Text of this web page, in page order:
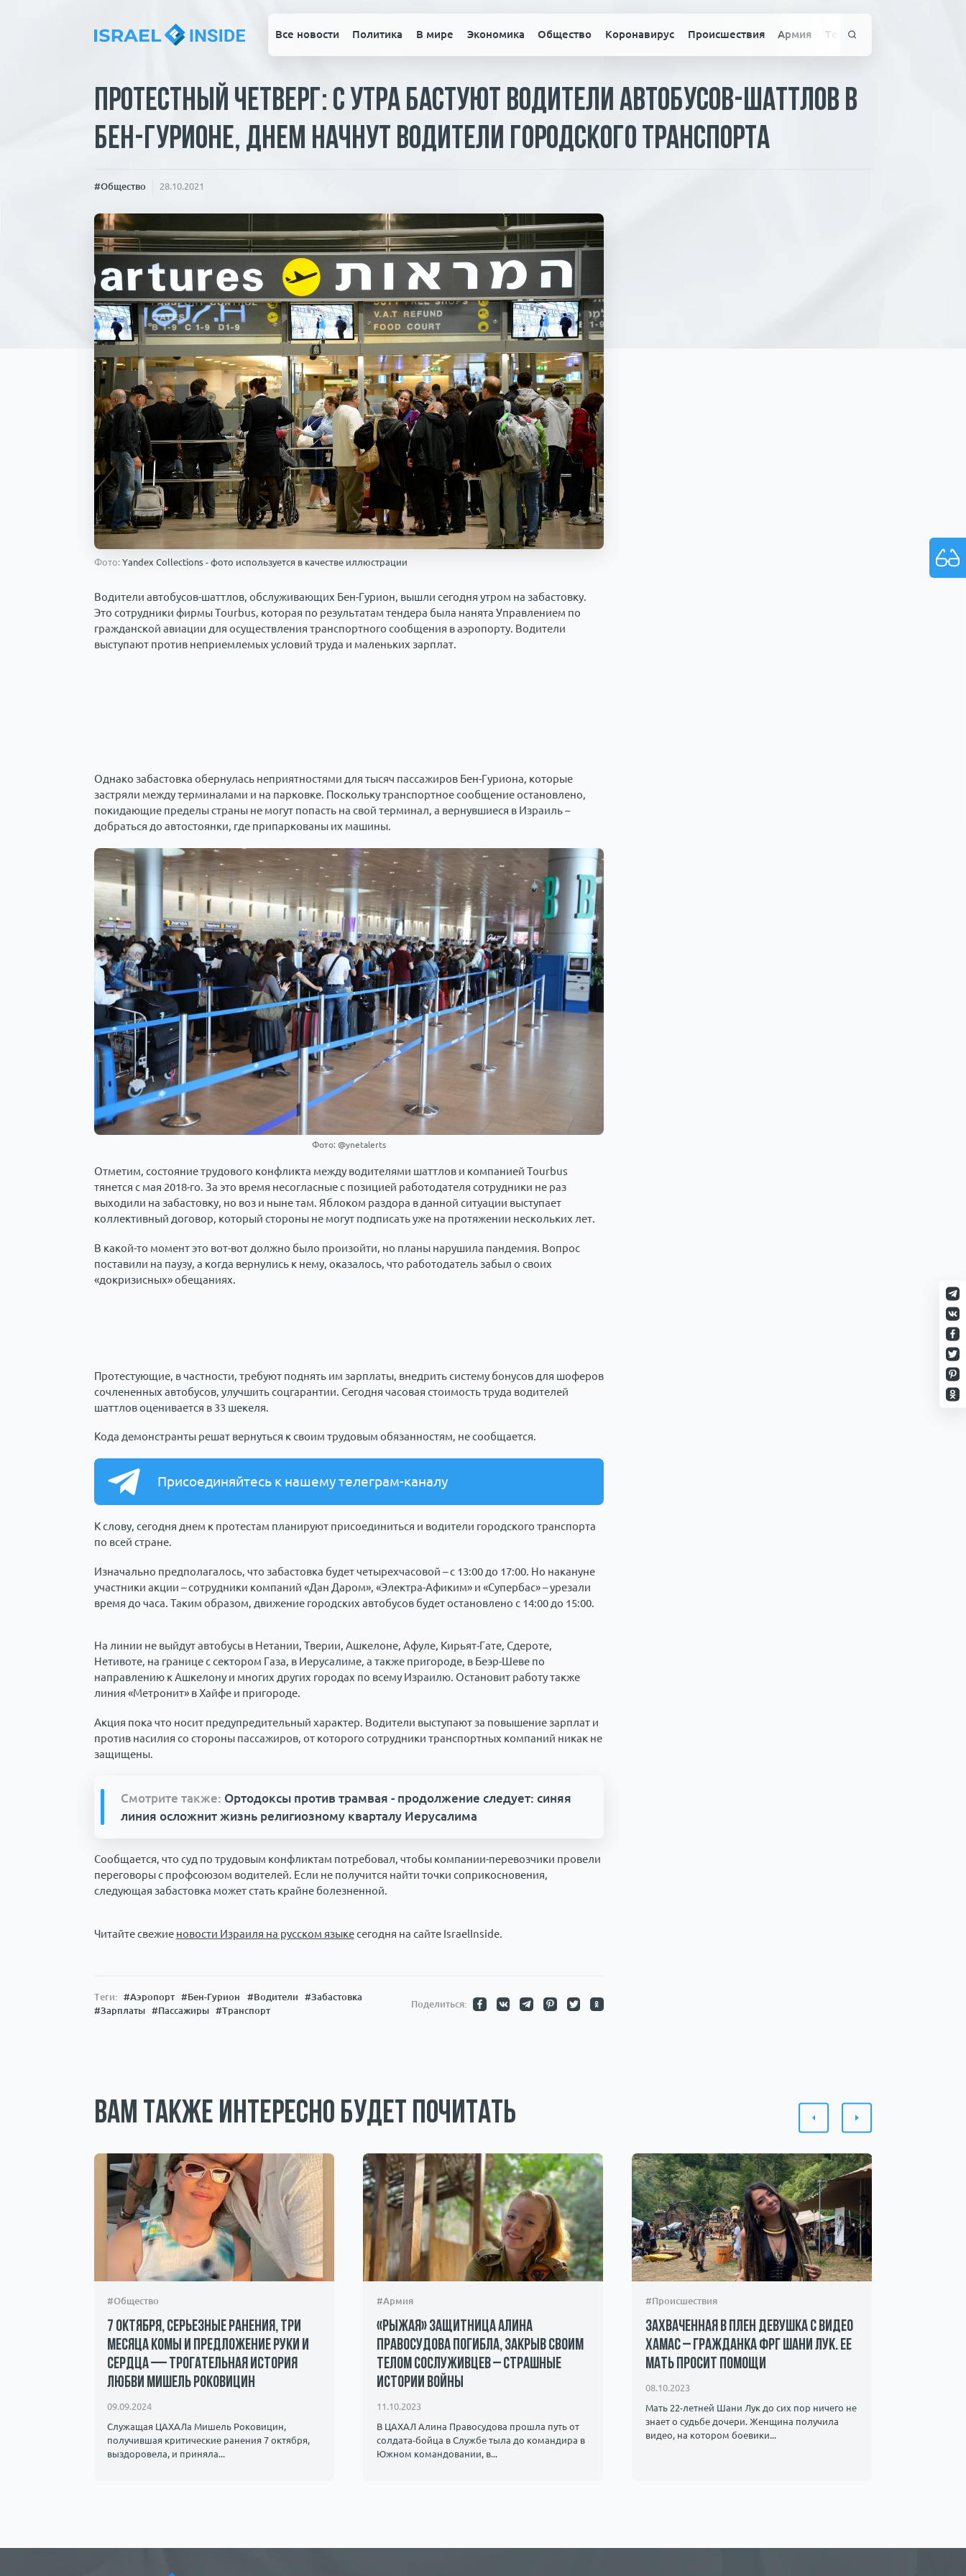
Все новости Политика В мире Экономика Общество Коронавирус Происшествия Армия Технологии
Протестный четверг: с утра бастуют водители автобусов-шаттлов в
Бен-Гурионе, днем начнут водители городского транспорта
#Общество 28.10.2021
Фото: Yandex Collections - фото используется в качестве иллюстрации
Водители автобусов-шаттлов, обслуживающих Бен-Гурион, вышли сегодня утром на забастовку.
Это сотрудники фирмы Tourbus, которая по результатам тендера была нанята Управлением по
гражданской авиации для осуществления транспортного сообщения в аэропорту. Водители
выступают против неприемлемых условий труда и маленьких зарплат.
Однако забастовка обернулась неприятностями для тысяч пассажиров Бен-Гуриона, которые
застряли между терминалами и на парковке. Поскольку транспортное сообщение остановлено,
покидающие пределы страны не могут попасть на свой терминал, а вернувшиеся в Израиль –
добраться до автостоянки, где припаркованы их машины.
Фото: @ynetalerts
Отметим, состояние трудового конфликта между водителями шаттлов и компанией Tourbus
тянется с мая 2018-го. За это время несогласные с позицией работодателя сотрудники не раз
выходили на забастовку, но воз и ныне там. Яблоком раздора в данной ситуации выступает
коллективный договор, который стороны не могут подписать уже на протяжении нескольких лет.
В какой-то момент это вот-вот должно было произойти, но планы нарушила пандемия. Вопрос
поставили на паузу, а когда вернулись к нему, оказалось, что работодатель забыл о своих
«докризисных» обещаниях.
Протестующие, в частности, требуют поднять им зарплаты, внедрить систему бонусов для шоферов
сочлененных автобусов, улучшить соцгарантии. Сегодня часовая стоимость труда водителей
шаттлов оценивается в 33 шекеля.
Кода демонстранты решат вернуться к своим трудовым обязанностям, не сообщается.
Присоединяйтесь к нашему телеграм-каналу
К слову, сегодня днем к протестам планируют присоединиться и водители городского транспорта
по всей стране.
Изначально предполагалось, что забастовка будет четырехчасовой – с 13:00 до 17:00. Но накануне
участники акции – сотрудники компаний «Дан Даром», «Электра-Афиким» и «Супербас» – урезали
время до часа. Таким образом, движение городских автобусов будет остановлено с 14:00 до 15:00.
На линии не выйдут автобусы в Нетании, Тверии, Ашкелоне, Афуле, Кирьят-Гате, Сдероте,
Нетивоте, на границе с сектором Газа, в Иерусалиме, а также пригороде, в Беэр-Шеве по
направлению к Ашкелону и многих других городах по всему Израилю. Остановит работу также
линия «Метронит» в Хайфе и пригороде.
Акция пока что носит предупредительный характер. Водители выступают за повышение зарплат и
против насилия со стороны пассажиров, от которого сотрудники транспортных компаний никак не
защищены.
Смотрите также: Ортодоксы против трамвая - продолжение следует: синяя
линия осложнит жизнь религиозному кварталу Иерусалима
Сообщается, что суд по трудовым конфликтам потребовал, чтобы компании-перевозчики провели
переговоры с профсоюзом водителей. Если не получится найти точки соприкосновения,
следующая забастовка может стать крайне болезненной.
Читайте свежие новости Израиля на русском языкесегодня на сайте IsraelInside.
Теги: #Аэропорт #Бен-Гурион #Водители
#Забастовка
#Зарплаты
#Пассажиры #Транспорт
Поделиться:
Вам также интересно будет почитать
#Общество
7 октября, серьезные ранения, три
месяца комы и предложение руки и
сердца — трогательная история
любви Мишель Роковицин
09.09.2024
Служащая ЦАХАЛа Мишель Роковицин,
получившая критические ранения 7 октября,
выздоровела, и приняла...
#Армия
«Рыжая» защитница Алина
Правосудова погибла, закрыв своим
телом сослуживцев – страшные
истории войны
11.10.2023
В ЦАХАЛ Алина Правосудова прошла путь от
солдата-бойца в Службе тыла до командира в ​​
Южном командовании, в...
#Происшествия
Захваченная в плен девушка с видео
ХАМАС – гражданка ФРГ Шани Лук. Ее
мать просит помощи
08.10.2023
Мать 22-летней Шани Лук до сих пор ничего не
знает о судьбе дочери. Женщина получила
видео, на котором боевики...